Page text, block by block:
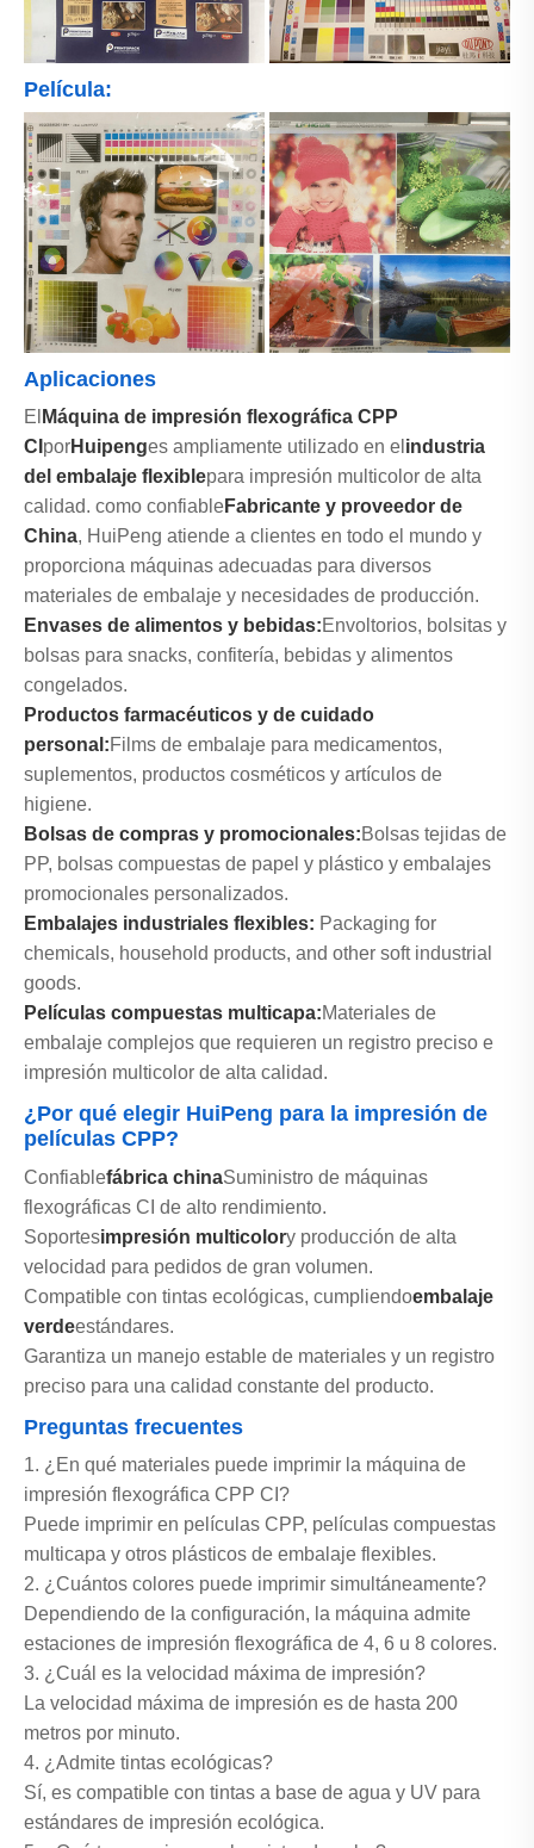
Película:
Aplicaciones
El Máquina de impresión flexográfica CPP
CI porHuipenges ampliamente utilizado en el industria
del embalaje flexiblepara impresión multicolor de alta
calidad. como confiableFabricante y proveedor de
China, HuiPeng atiende a clientes en todo el mundo y
proporciona máquinas adecuadas para diversos
materiales de embalaje y necesidades de producción.
Envases de alimentos y bebidas:Envoltorios, bolsitas y
bolsas para snacks, confitería, bebidas y alimentos
congelados.
Productos farmacéuticos y de cuidado
personal:Films de embalaje para medicamentos,
suplementos, productos cosméticos y artículos de
higiene.
Bolsas de compras y promocionales:Bolsas tejidas de
PP, bolsas compuestas de papel y plástico y embalajes
promocionales personalizados.
Embalajes industriales flexibles: Packaging for
chemicals, household products, and other soft industrial
goods.
Películas compuestas multicapa:Materiales de
embalaje complejos que requieren un registro preciso e
impresión multicolor de alta calidad.
¿Por qué elegir HuiPeng para la impresión de
películas CPP?
Confiablefábrica chinaSuministro de máquinas
flexográficas CI de alto rendimiento.
Soportesimpresión multicolory producción de alta
velocidad para pedidos de gran volumen.
Compatible con tintas ecológicas, cumpliendoembalaje
verdeestándares.
Garantiza un manejo estable de materiales y un registro
preciso para una calidad constante del producto.
Preguntas frecuentes
1. ¿En qué materiales puede imprimir la máquina de
impresión flexográfica CPP CI?
Puede imprimir en películas CPP, películas compuestas
multicapa y otros plásticos de embalaje flexibles.
2. ¿Cuántos colores puede imprimir simultáneamente?
Dependiendo de la configuración, la máquina admite
estaciones de impresión flexográfica de 4, 6 u 8 colores.
3. ¿Cuál es la velocidad máxima de impresión?
La velocidad máxima de impresión es de hasta 200
metros por minuto.
4. ¿Admite tintas ecológicas?
Sí, es compatible con tintas a base de agua y UV para
estándares de impresión ecológica.